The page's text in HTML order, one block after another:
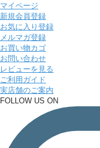
マイページ
新規会員登録
お気に入り登録
メルマガ登録
お買い物カゴ
お問い合わせ
レビューを見る
ご利用ガイド
実店舗のご案内
FOLLOW US ON